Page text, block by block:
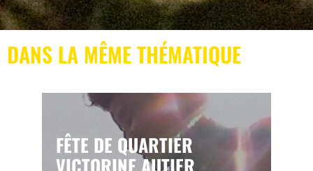
DANS LA MÊME THÉMATIQUE
FÊTE DE QUARTIER